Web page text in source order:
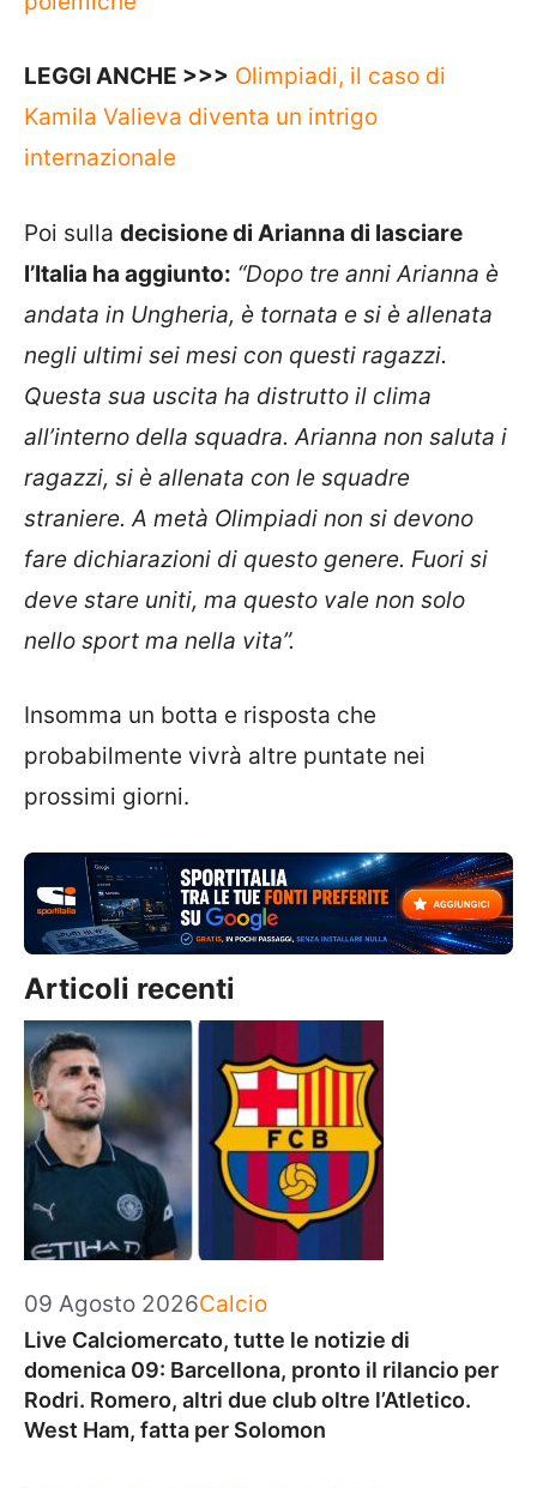
LEGGI ANCHE >>> Olimpiadi, il caso di
Kamila Valieva diventa un intrigo
internazionale
Poi sulla decisione di Arianna di lasciare
l’Italia ha aggiunto: “Dopo tre anni Arianna è
andata in Ungheria, è tornata e si è allenata
negli ultimi sei mesi con questi ragazzi.
Questa sua uscita ha distrutto il clima
all’interno della squadra. Arianna non saluta i
ragazzi, si è allenata con le squadre
straniere. A metà Olimpiadi non si devono
fare dichiarazioni di questo genere. Fuori si
deve stare uniti, ma questo vale non solo
nello sport ma nella vita”.
Insomma un botta e risposta che
probabilmente vivrà altre puntate nei
prossimi giorni.
Articoli recenti
09 Agosto 2026Categorie
Calcio
Live Calciomercato, tutte le notizie di
domenica 09: Barcellona, pronto il rilancio per
Rodri. Romero, altri due club oltre l’Atletico.
West Ham, fatta per Solomon